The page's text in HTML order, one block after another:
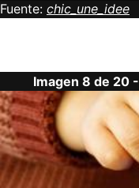
Fuente: chic_une_idee
Imagen 8 de 20 -